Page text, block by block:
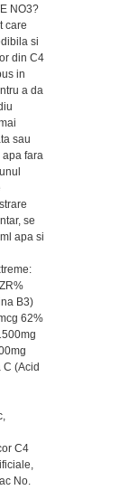
NO3?
care
si
din C4
in
a da
sau
apa fara
se
apa si
B3)
62%
(Acid
C4
No.